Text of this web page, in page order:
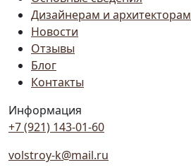
Дизайнерам и архитекторам
Новости
Отзывы
Блог
Контакты
Информация
+7 (921) 143-01-60
volstroy-k@mail.ru